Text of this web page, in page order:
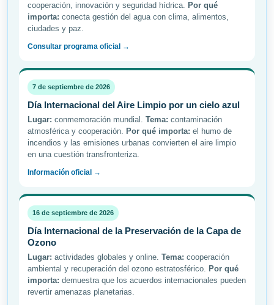
cooperación, innovación y seguridad hídrica. Por qué
importa: conecta gestión del agua con clima, alimentos,
ciudades y paz.
Consultar programa oficial →
7 de septiembre de 2026
Día Internacional del Aire Limpio por un cielo azul
Lugar: conmemoración mundial. Tema: contaminación
atmosférica y cooperación. Por qué importa: el humo de
incendios y las emisiones urbanas convierten el aire limpio
en una cuestión transfronteriza.
Información oficial →
16 de septiembre de 2026
Día Internacional de la Preservación de la Capa de
Ozono
Lugar: actividades globales y online. Tema: cooperación
ambiental y recuperación del ozono estratosférico. Por qué
importa: demuestra que los acuerdos internacionales pueden
revertir amenazas planetarias.